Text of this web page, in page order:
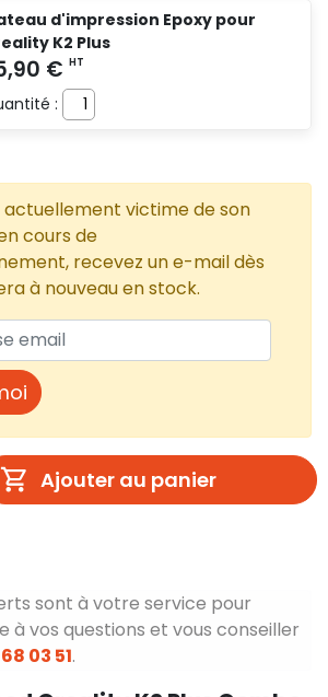
d'impression Epoxy pour
K2 Plus
:
victime de son
cours de
recevez un e-mail dès
à nouveau en stock.
Ajouter au panier
sont à votre service pour
à vos questions et vous conseiller
03 51.